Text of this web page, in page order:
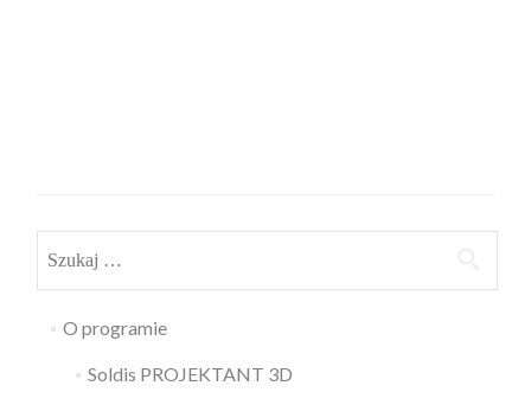
O programie
Soldis PROJEKTANT 3D